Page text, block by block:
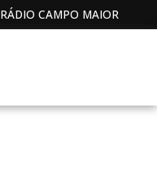
RÁDIO CAMPO MAIOR